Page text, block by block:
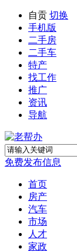
自贡 切换
手机版
二手房
二手车
特产
找工作
推广
资讯
导航
免费发布信息
首页
房产
汽车
市场
人才
家政